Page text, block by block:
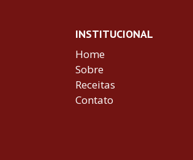
INSTITUCIONAL
Home
Sobre
Receitas
Contato